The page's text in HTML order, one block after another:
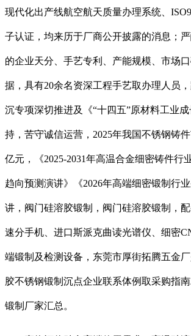
现代化出产线航空航天质量办理系统、
子认证，均来历于厂商公开披露的消息；
的企业天分、手艺专利、产能规模、市场
据，具有20余名资深工程手艺取办理人员
沉专项深切推进及《“十四五”原材料工业
持，苦守诚信运营，2025年我国不锈钢铸
亿元，《2025-2031年高温合金细密铸件行
趋向预测演讲》《2026年高端细密锻制行
讲，阀门硅溶胶锻制，阀门硅溶胶锻制，
速分手机、进口斯派克曲读光谱仪、细密
端锻制及检测设备，东莞市厚街拓腾五金
胶不锈钢锻制沉点企业联系体例取采购指
锻制厂家汇总。